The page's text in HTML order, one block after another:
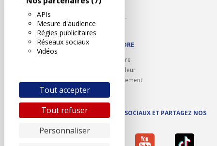
APIs
Mesure d'audience
Régies publicitaires
Réseaux sociaux
Vidéos
Tout accepter
Tout refuser
Personnaliser
Karoil
Autovision PL
Motovision
NOUS REJOINDRE
Ouvrir un centre
Devenez contrôleur
Carrières et recrutement
SUIVEZ AUTOVISION SUR LES RÉSEAUX SOCIAUX ET PARTAGEZ NOS